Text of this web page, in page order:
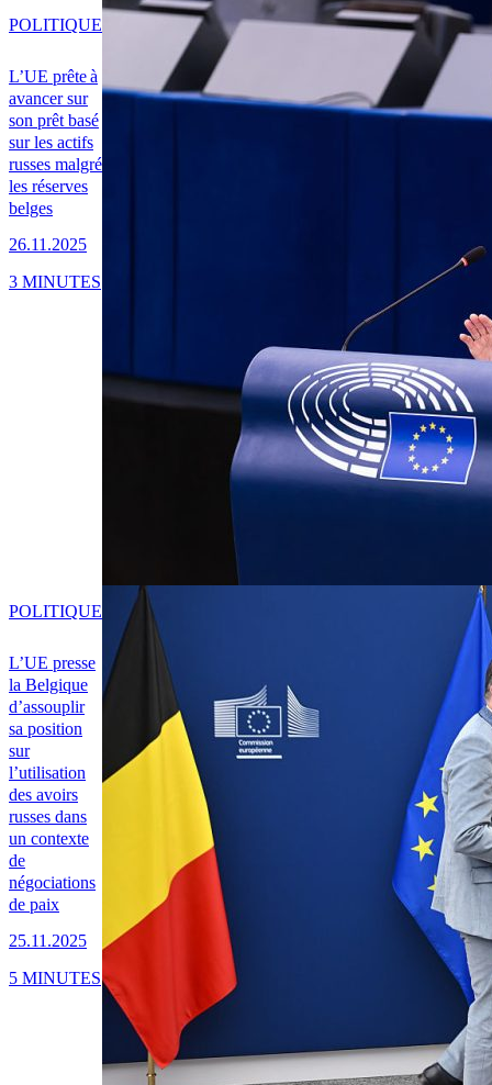
L’UE prête à
avancer sur
son prêt basé
sur les actifs
russes malgré
les réserves
belges
26.11.2025
POLITIQUE
3 MINUTES
L’UE presse
la Belgique
d’assouplir
sa position
sur
l’utilisation
des avoirs
russes dans
un contexte
de
négociations
de paix
25.11.2025
POLITIQUE
5 MINUTES